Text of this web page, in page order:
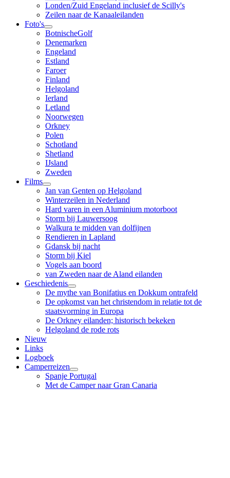
Londen/Zuid Engeland inclusief de Scilly's
Zeilen naar de Kanaaleilanden
Foto's
BotnischeGolf
Denemarken
Engeland
Estland
Faroer
Finland
Helgoland
Ierland
Letland
Noorwegen
Orkney
Polen
Schotland
Shetland
IJsland
Zweden
Films
Jan van Genten op Helgoland
Winterzeilen in Nederland
Hard varen in een Aluminium motorboot
Storm bij Lauwersoog
Walkura te midden van dolfijnen
Rendieren in Lapland
Gdansk bij nacht
Storm bij Kiel
Vogels aan boord
van Zweden naar de Aland eilanden
Geschiedenis
De mythe van Bonifatius en Dokkum ontrafeld
De opkomst van het christendom in relatie tot de
staatsvorming in Europa
De Orkney eilanden; historisch bekeken
Helgoland de rode rots
Nieuw
Links
Logboek
Camperreizen
Spanje Portugal
Met de Camper naar Gran Canaria